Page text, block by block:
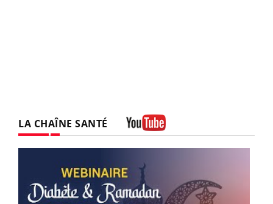
LA CHAÎNE SANTÉ